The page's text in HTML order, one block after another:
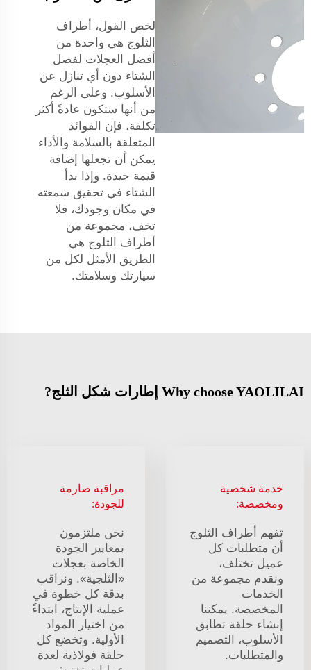
لخص القول، أطراف
الثلوج هي واحدة من
أفضل العجلات لفصل
الشتاء دون أي تنازل عن
الأسلوب. وعلى الرغم
من أنها ستكون عادةً أكثر
تكلفة، فإن الفوائد
المتعلقة بالسلامة والأداء
يمكن أن تجعلها إضافة
قيمة جيدة. وإذا بدأ
الشتاء في تحقيق سمعته
في مكان وجودك، فلا
تخف، مجموعة من
أطراف الثلوج هي
الطريق الأمثل لكل من
سيارتك وسلامتك.
Why choose YAOLILAI إطارات شكل الثلج?
خدمة شخصية
ومخصصة:
تفهم أطراف الثلوج
أن متطلبات كل
عميل تختلف،
ونقدم مجموعة من
الخدمات
المخصصة. يمكننا
إنشاء حلقة تطابق
الأسلوب، التصميم
والمتطلبات.
مراقبة صارمة
للجودة:
نحن ملتزمون
بمعايير الجودة
الخاصة بعجلات
«الثلجية». ونراقب
بدقة كل خطوة في
عملية الإنتاج، ابتداءً
من اختيار المواد
الأولية. وتخضع كل
حلقة فولاذية لعدة